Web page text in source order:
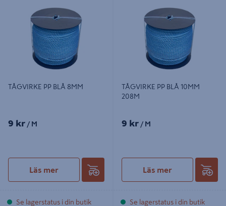
TÅGVIRKE PP BLÅ 8MM
9 kr / M
Läs mer
Se lagerstatus i din butik
TÅGVIRKE PP BLÅ 10MM
208M
9 kr / M
Läs mer
Se lagerstatus i din butik